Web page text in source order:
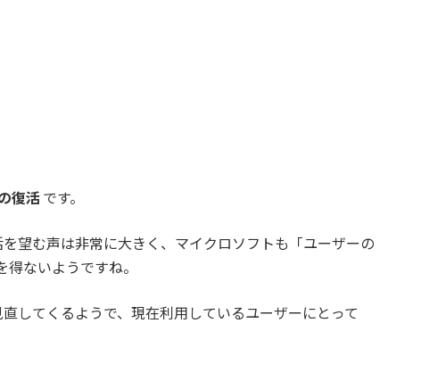
復活 です。
望む声は非常に大きく、マイクロソフトも「ユーザーの
ないようですね。
してくるようで、現在利用しているユーザーにとって